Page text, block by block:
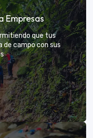
el descanso y la
Empresas
que tus
de campo con sus